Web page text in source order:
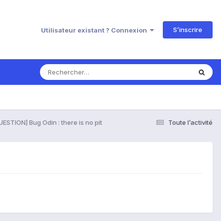
Utilisateur existant ? Connexion S’inscrire
Toute l’activité
Bug Odin : there is no pit